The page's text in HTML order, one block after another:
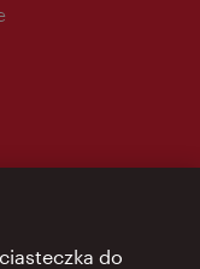
do